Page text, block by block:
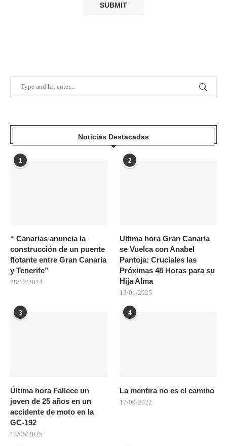
Noticias Destacadas
1
“ Canarias anuncia la
construcción de un puente
flotante entre Gran Canaria
y Tenerife”
28/12/2024
2
Ultima hora Gran Canaria
se Vuelca con Anabel
Pantoja: Cruciales las
Próximas 48 Horas para su
Hija Alma
13/01/2025
3
Última hora Fallece un
joven de 25 años en un
accidente de moto en la
GC-192
14/05/2025
4
La mentira no es el camino
17/09/2022